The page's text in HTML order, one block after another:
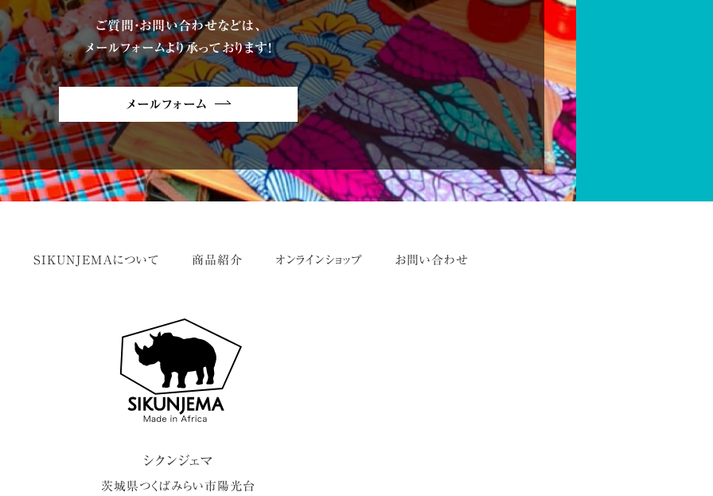
ご質問・お問い合わせなどは、
メールフォームより承っております!
メールフォーム
SIKUNJEMAについて 商品紹介 オンラインショップ お問い合わせ
シクンジェマ
茨城県 つくばみらい市 陽光台